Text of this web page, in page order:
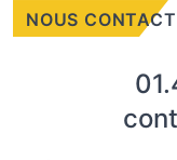
NOUS